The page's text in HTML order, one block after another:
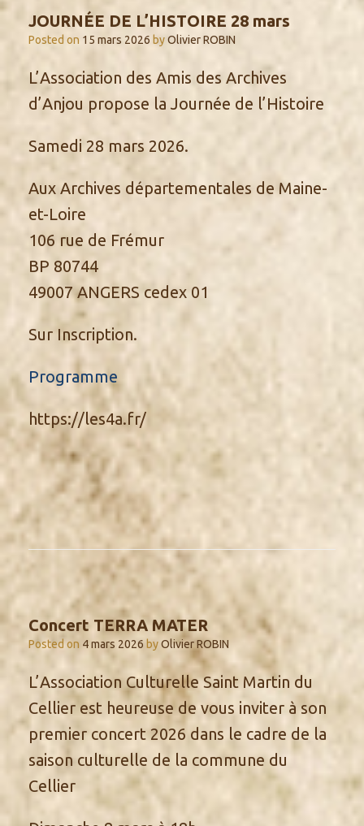
JOURNÉE DE L’HISTOIRE 28 mars
Posted on 15 mars 2026 byOlivier ROBIN
L’Association des Amis des Archives
d’Anjou propose la Journée de l’Histoire
Samedi 28 mars 2026.
Aux Archives départementales de Maine-
et-Loire
106 rue de Frémur
BP 80744
49007 ANGERS cedex 01
Sur Inscription.
Programme
https://les4a.fr/
Concert TERRA MATER
Posted on 4 mars 2026 byOlivier ROBIN
L’Association Culturelle Saint Martin du
Cellier est heureuse de vous inviter à son
premier concert 2026 dans le cadre de la
saison culturelle de la commune du
Cellier